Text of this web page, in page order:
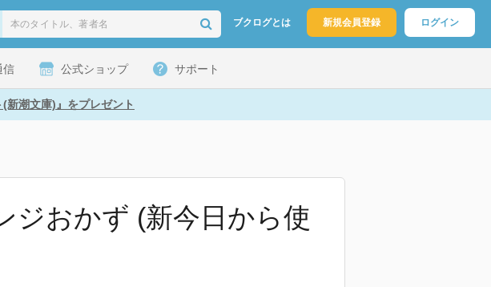
ブクログとは 新規会員登録 ログイン
信 公式ショップ サポート
新潮文庫)』をプレゼント
ジおかず (新今日から使